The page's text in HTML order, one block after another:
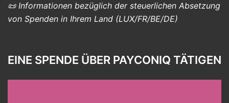
📜 Informationen bezüglich der steuerlichen Absetzung
von Spenden in Ihrem Land (LUX/FR/BE/DE)
EINE SPENDE ÜBER PAYCONIQ TÄTIGEN